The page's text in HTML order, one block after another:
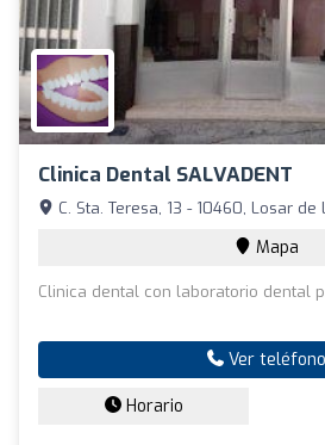
Clinica Dental SALVADENT
C. Sta. Teresa, 13 - 10460, Losar de
Mapa
Clinica dental con laboratorio dental
Ver teléfono
Horario